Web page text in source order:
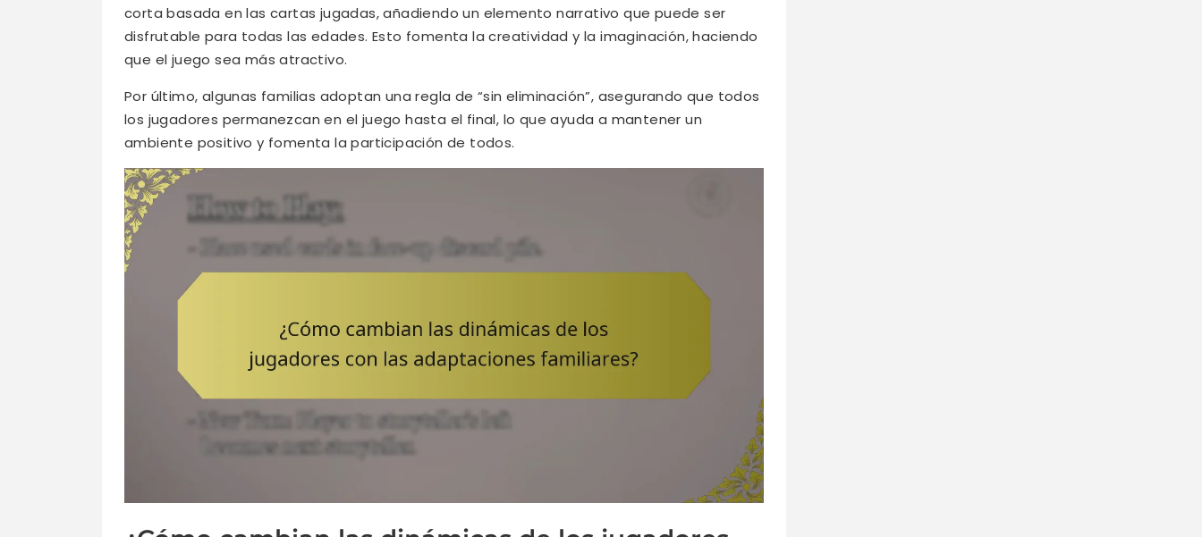
corta basada en las cartas jugadas, añadiendo un elemento narrativo que puede ser
disfrutable para todas las edades. Esto fomenta la creatividad y la imaginación, haciendo
que el juego sea más atractivo.
Por último, algunas familias adoptan una regla de “sin eliminación”, asegurando que todos
los jugadores permanezcan en el juego hasta el final, lo que ayuda a mantener un
ambiente positivo y fomenta la participación de todos.